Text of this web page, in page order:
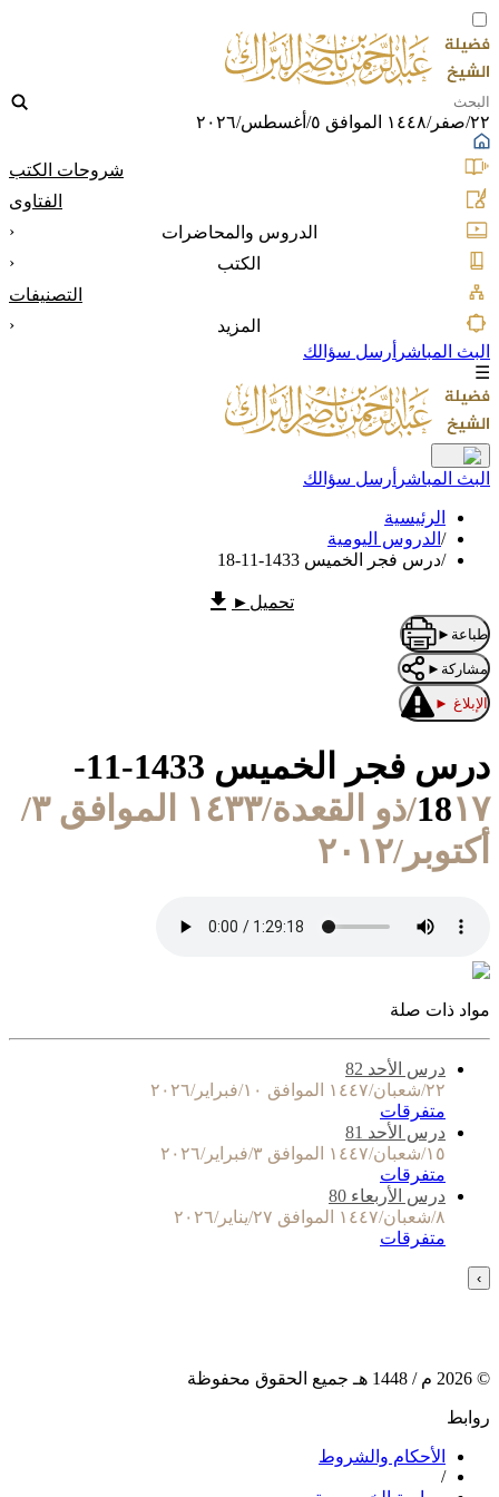
٢٢/صفر/١٤٤٨ الموافق ٥/أغسطس/٢٠٢٦
شروحات الكتب
الفتاوى
الدروس والمحاضرات
‹
الكتب
‹
التصنيفات
المزيد
‹
البث المباشر أرسل سؤالك
☰
البث المباشر أرسل سؤالك
الرئيسية
/ الدروس اليومية
/درس فجر الخميس 1433-11-18
تحميل ►
طباعة ►
مشاركة ►
الإبلاغ ►
درس فجر الخميس 1433-11-
18
١٧/ذو القعدة/١٤٣٣ الموافق ٣/
أكتوبر/٢٠١٢
مواد ذات صلة
درس الأحد 82
٢٢/شعبان/١٤٤٧ الموافق ١٠/فبراير/٢٠٢٦
متفرقات
درس الأحد 81
١٥/شعبان/١٤٤٧ الموافق ٣/فبراير/٢٠٢٦
متفرقات
درس الأربعاء 80
٨/شعبان/١٤٤٧ الموافق ٢٧/يناير/٢٠٢٦
متفرقات
›
©
2026 م / 1448 هـ جميع الحقوق محفوظة
روابط
الأحكام والشروط
/